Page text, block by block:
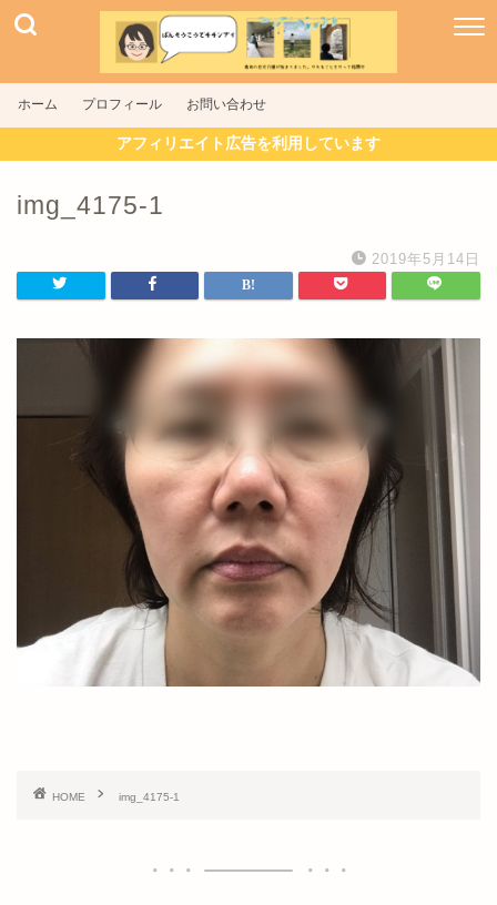
ホーム プロフィール お問い合わせ
アフィリエイト広告を利用しています
img_4175-1
2019年5月14日
HOME img_4175-1